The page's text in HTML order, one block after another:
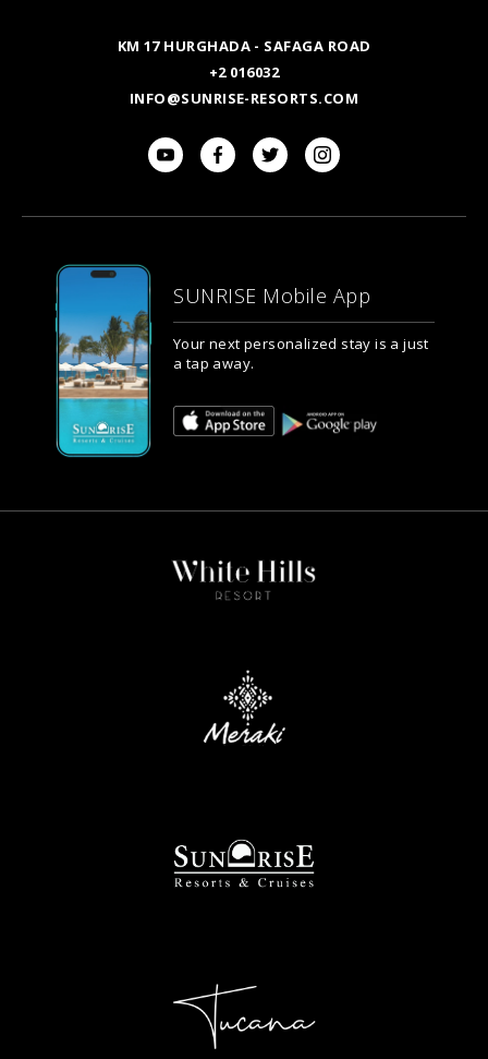
KM 17 HURGHADA - SAFAGA ROAD
+2 016032
INFO@SUNRISE-RESORTS.COM
SUNRISE Mobile App
Your next personalized stay is a just
a tap away.